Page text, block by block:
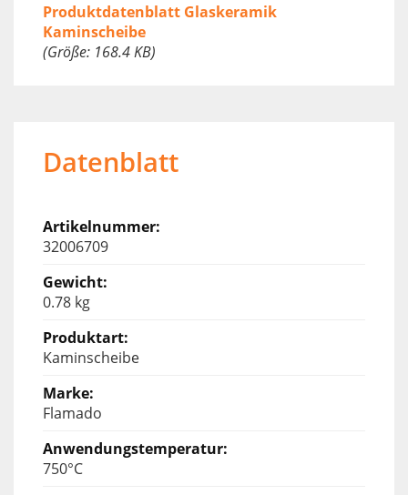
Produktdatenblatt Glaskeramik
Kaminscheibe
(Größe: 168.4 KB)
Datenblatt
32006709
0.78 kg
Kaminscheibe
Flamado
750°C